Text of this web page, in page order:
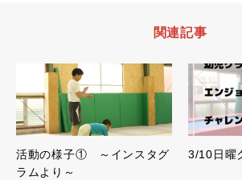
関連記事
活動の様子① ～インスタグ
ラムより～
3/10日曜